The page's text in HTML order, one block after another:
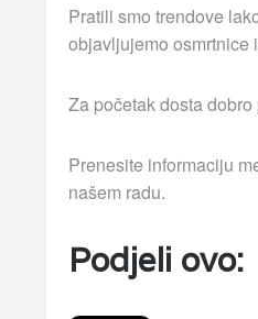
Pratili smo trendove
objavljujemo osmrtnice
Za početak dosta
Prenesite informaciju
našem radu.
Podjeli ovo: